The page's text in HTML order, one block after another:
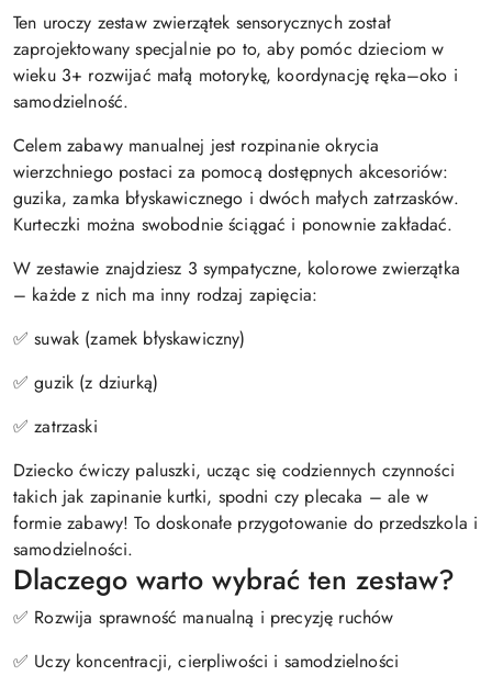
Ten uroczy zestaw zwierzątek sensorycznych został
zaprojektowany specjalnie po to, aby pomóc dzieciom w
wieku 3+ rozwijać małą motorykę, koordynację ręka–oko i
samodzielność.
Celem zabawy manualnej jest rozpinanie okrycia
wierzchniego postaci za pomocą dostępnych akcesoriów:
guzika, zamka błyskawicznego i dwóch małych zatrzasków.
Kurteczki można swobodnie ściągać i ponownie zakładać.
W zestawie znajdziesz 3 sympatyczne, kolorowe zwierzątka
– każde z nich ma inny rodzaj zapięcia:
✅ suwak (zamek błyskawiczny)
✅ guzik (z dziurką)
✅ zatrzaski
Dziecko ćwiczy paluszki, ucząc się codziennych czynności
takich jak zapinanie kurtki, spodni czy plecaka – ale w
formie zabawy! To doskonałe przygotowanie do przedszkola i
samodzielności.
Dlaczego warto wybrać ten zestaw?
✅ Rozwija sprawność manualną i precyzję ruchów
✅ Uczy koncentracji, cierpliwości i samodzielności